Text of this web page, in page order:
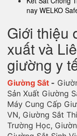
nay WELKO
Giới thiệu
xuất và
giường y
Giường Sắt -
Sản Xuất Giường
Máy Cung Cấp
VN, Giường Sắt
Trường Học,